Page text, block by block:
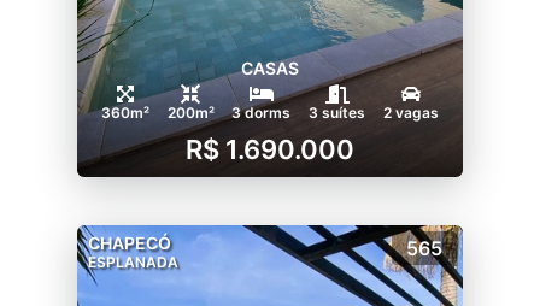
CASAS
360m² 200m² 3 dorms 3 suítes 2 vagas
R$ 1.690.000
CHAPECÓ
ESPLANADA
565